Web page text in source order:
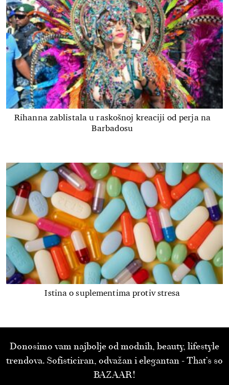
Rihanna zablistala u raskošnoj kreaciji od perja na
Barbadosu
Istina o suplementima protiv stresa
Donosimo vam najbolje od modnih, beauty, lifestyle
trendova. Sofisticiran, odvažan i elegantan - That’s so
BAZAAR!